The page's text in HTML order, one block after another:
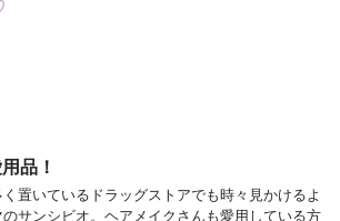
品！
置いているドラッグストアでも時々見かけるよ
サンシビオ。ヘアメイクさんも愛用している方